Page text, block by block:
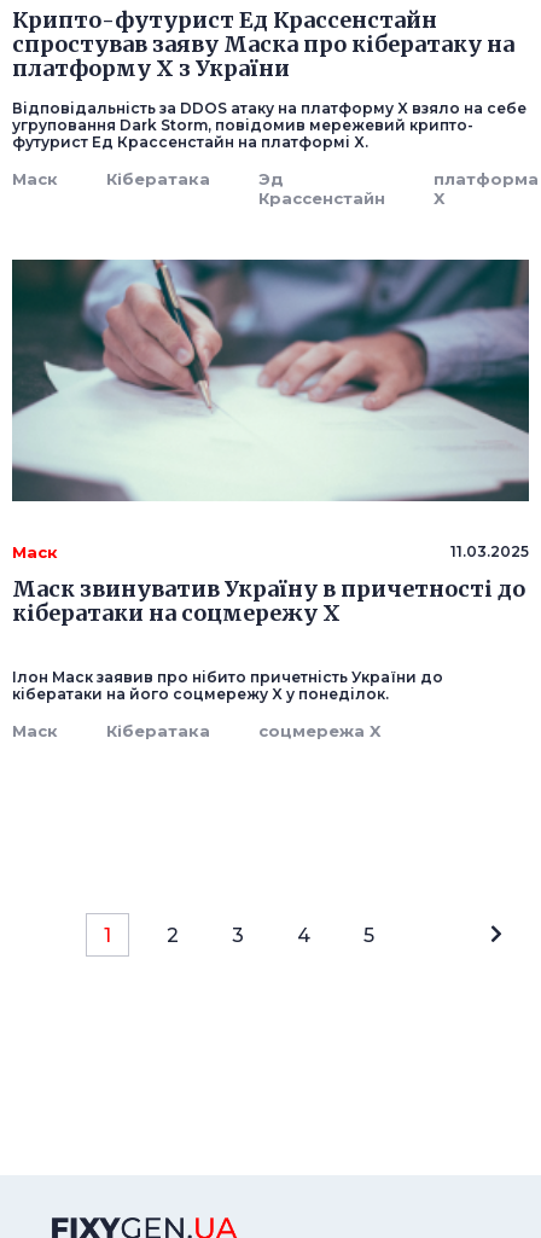
Крипто-футурист Ед Крассенстайн
спростував заяву Маска про кібератаку на
платформу X з України
Відповідальність за DDOS атаку на платформу X взяло на себе
угруповання Dark Storm, повідомив мережевий крипто-
футурист Ед Крассенстайн на платформі X.
Маск Кібератака
Эд
Крассенстайн
платформа
X
Маск 11.03.2025
Маск звинуватив Україну в причетності до
кібератаки на соцмережу X
Ілон Маск заявив про нібито причетність України до
кібератаки на його соцмережу X у понеділок.
Маск Кібератака соцмережа X
1 2 3 4 5